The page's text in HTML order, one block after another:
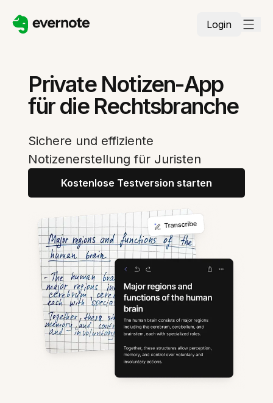
Login
Private Notizen-App
für die Rechtsbranche
Sichere und effiziente
Notizenerstellung für Juristen
Kostenlose Testversion starten